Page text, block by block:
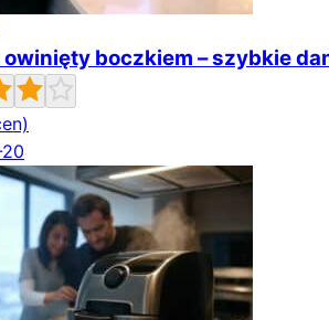
boczkiem – szybkie